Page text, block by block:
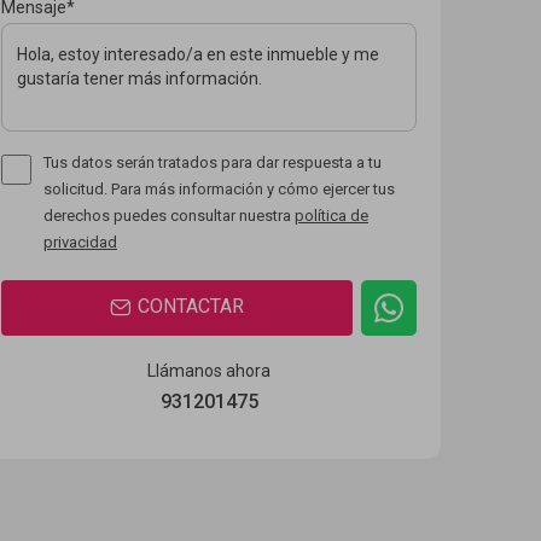
Mensaje*
Tus datos serán tratados para dar respuesta a tu
solicitud. Para más información y cómo ejercer tus
derechos puedes consultar nuestra política de
privacidad
CONTACTAR
Llámanos ahora
931201475